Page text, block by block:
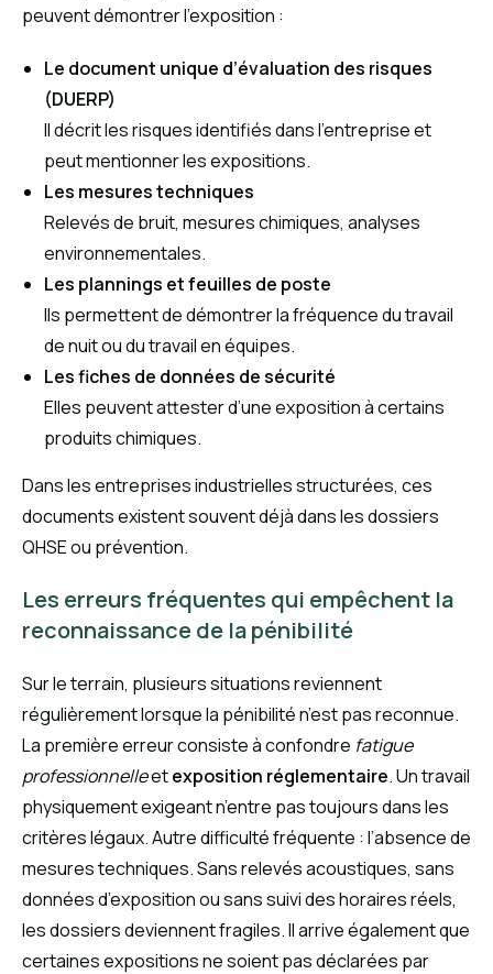
peuvent démontrer l’exposition :
Le document unique d’évaluation des risques
(DUERP)
Il décrit les risques identifiés dans l’entreprise et
peut mentionner les expositions.
Les mesures techniques
Relevés de bruit, mesures chimiques, analyses
environnementales.
Les plannings et feuilles de poste
Ils permettent de démontrer la fréquence du travail
de nuit ou du travail en équipes.
Les fiches de données de sécurité
Elles peuvent attester d’une exposition à certains
produits chimiques.
Dans les entreprises industrielles structurées, ces
documents existent souvent déjà dans les dossiers
QHSE ou prévention.
Les erreurs fréquentes qui empêchent la
reconnaissance de la pénibilité
Sur le terrain, plusieurs situations reviennent
régulièrement lorsque la pénibilité n’est pas reconnue.
La première erreur consiste à confondre fatigue
professionnelleetexposition réglementaire. Un travail
physiquement exigeant n’entre pas toujours dans les
critères légaux. Autre difficulté fréquente : l’absence de
mesures techniques. Sans relevés acoustiques, sans
données d’exposition ou sans suivi des horaires réels,
les dossiers deviennent fragiles. Il arrive également que
certaines expositions ne soient pas déclarées par